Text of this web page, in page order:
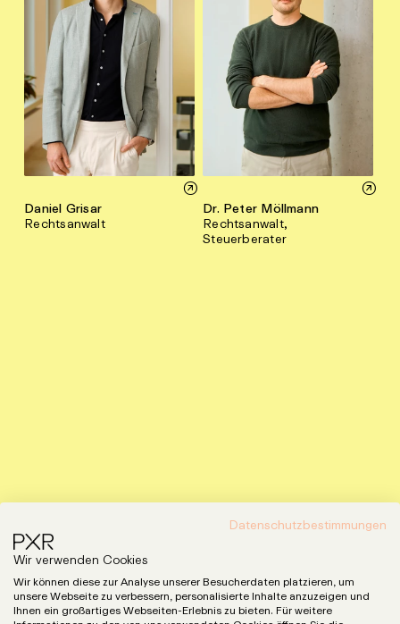
Daniel Grisar
Rechtsanwalt
Dr. Peter Möllmann
Rechtsanwalt,
Steuerberater
Datenschutzbestimmungen
Wir verwenden Cookies
Wir können diese zur Analyse unserer Besucherdaten platzieren, um
unsere Webseite zu verbessern, personalisierte Inhalte anzuzeigen und
Ihnen ein großartiges Webseiten-Erlebnis zu bieten. Für weitere